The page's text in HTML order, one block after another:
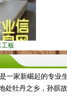
板
一家新崛起的专业
处牡丹之乡，孙膑